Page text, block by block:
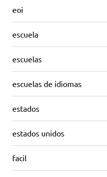
eoi
escuela
escuelas
escuelas de idiomas
estados
estados unidos
facil